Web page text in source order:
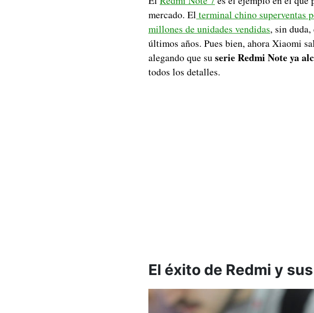
mercado. El terminal chino superventas
millones de unidades vendidas, sin
últimos años. Pues bien, ahora Xiaomi
alegando que suserie Redmi Note ya
todos los detalles.
El éxito de Redmi y